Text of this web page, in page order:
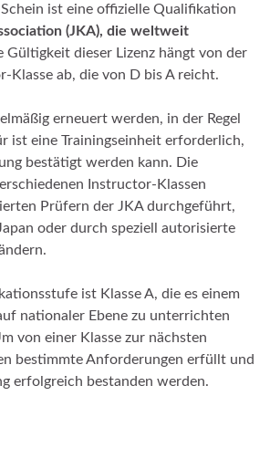
ist eine offizielle Qualifikation
(JKA), die weltweit
Gültigkeit dieser Lizenz hängt von der
Klasse ab, die von D bis A reicht.
erneuert werden, in der Regel
ist eine Trainingseinheit erforderlich,
bestätigt werden kann. Die
Instructor-Klassen
Prüfern der JKA durchgeführt,
oder durch speziell autorisierte
ist Klasse A, die es einem
nationaler Ebene zu unterrichten
von einer Klasse zur nächsten
bestimmte Anforderungen erfüllt und
erfolgreich bestanden werden.